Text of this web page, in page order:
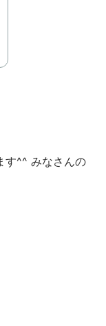
す^^ みなさんの